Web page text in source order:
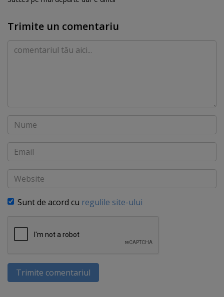
Trimite un comentariu
Comentariu
Nume
Email
Website
Sunt de acord cu regulile site-ului
Trimite comentariul